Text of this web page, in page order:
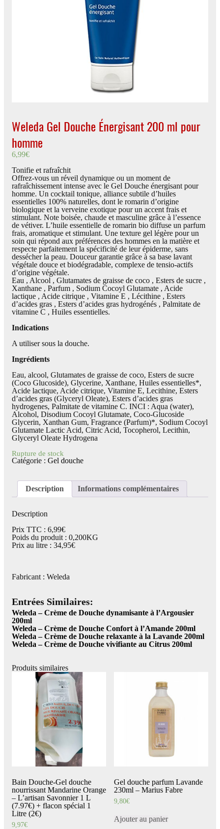
Weleda Gel Douche Énergisant 200 ml pour
homme
6,99€
Tonifie et rafraîchit
Offrez-vous un réveil dynamique ou un moment de
rafraîchissement intense avec le Gel Douche énergisant pour
homme. Un cocktail tonique, alliance subtile d’huiles
essentielles 100% naturelles, dont le romarin d’origine
biologique et la verveine exotique pour un accent frais et
stimulant. Note boisée, chaude et masculine grâce à l’essence
de vétiver. L’huile essentielle de romarin bio diffuse un parfum
frais, aromatique et stimulant. Une texture gel légère pour un
soin qui répond aux préférences des hommes en la matière et
respecte parfaitement la spécificité de leur épiderme, sans
dessécher la peau. Douceur garantie grâce à sa base lavant
végétale douce et biodégradable, complexe de tensio-actifs
d’origine végétale.
Eau , Alcool , Glutamates de graisse de coco , Esters de sucre ,
Xanthane , Parfum , Sodium Cocoyl Glutamate , Acide
lactique , Acide citrique , Vitamine E , Lécithine , Esters
d’acides gras , Esters d’acides gras hydrogénés , Palmitate de
vitamine C , Huiles essentielles.
Indications
A utiliser sous la douche.
Ingrédients
Eau, alcool, Glutamates de graisse de coco, Esters de sucre
(Coco Glucoside), Glycerine, Xanthane, Huiles essentielles*,
Acide lactique, Acide citrique, Vitamine E, Lecithine, Esters
d’acides gras (Glyceryl Oleate), Esters d’acides gras
hydrogenes, Palmitate de vitamine C. INCI : Aqua (water),
Alcohol, Disodium Cocoyl Glutamate, Coco-Glucoside
Glycerin, Xanthan Gum, Fragrance (Parfum)*, Sodium Cocoyl
Glutamate Lactic Acid, Citric Acid, Tocopherol, Lecithin,
Glyceryl Oleate Hydrogena
Rupture de stock
Catégorie : Gel douche
Description Informations complémentaires
Description
Prix TTC : 6,99€
Poids du produit : 0,200KG
Prix au litre : 34,95€
Fabricant : Weleda
Entrées Similaires:
Weleda – Crème de Douche dynamisante à l’Argousier
200ml
Weleda – Crème de Douche Confort à l’Amande 200ml
Weleda – Crème de Douche relaxante à la Lavande 200ml
Weleda – Crème de Douche vivifiante au Citrus 200ml
Produits similaires
Bain Douche-Gel douche
nourrissant Mandarine Orange
– L’artisan Savonnier 1 L
(7.97€) + flacon spécial 1
Litre (2€)
9,97€
Gel douche parfum Lavande
230ml – Marius Fabre
9,80€
Ajouter au panier